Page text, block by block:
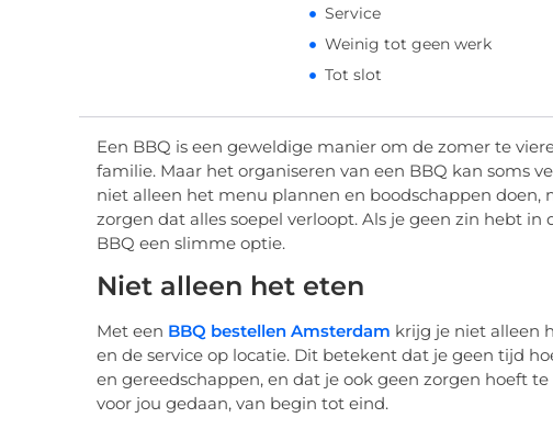
Service
Weinig tot geen werk
Tot slot
Een BBQ is een geweldige manier om de zomer te
familie. Maar het organiseren van een BBQ kan soms
niet alleen het menu plannen en boodschappen doen,
zorgen dat alles soepel verloopt. Als je geen zin hebt
BBQ een slimme optie.
Niet alleen het eten
Met een BBQ bestellen Amsterdam krijg je niet alleen
en de service op locatie. Dit betekent dat je geen tijd
en gereedschappen, en dat je ook geen zorgen hoeft
voor jou gedaan, van begin tot eind.